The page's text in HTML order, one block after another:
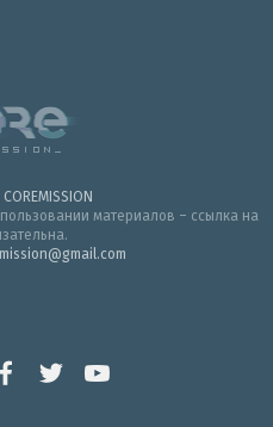
COREMISSION
материалов – ссылка на